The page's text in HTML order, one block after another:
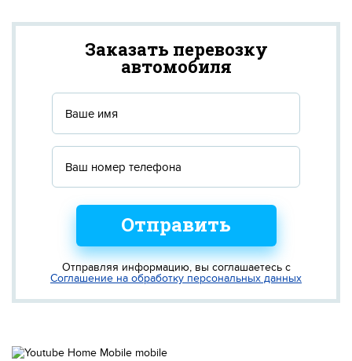
Заказать перевозку
автомобиля
Отправить
Отправляя информацию, вы соглашаетесь с
Соглашение на обработку персональных данных